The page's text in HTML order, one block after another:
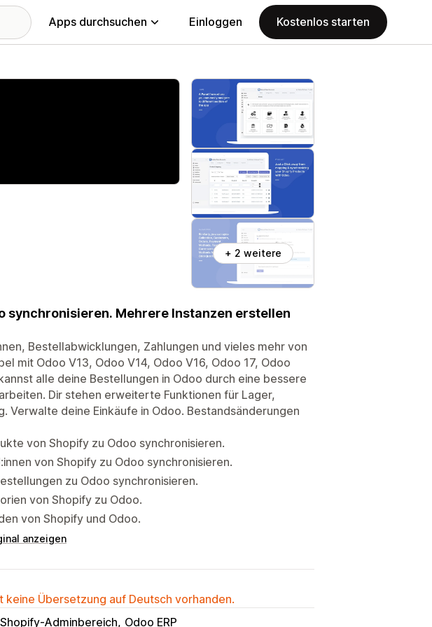
Apps durchsuchen Einloggen Kostenlos starten
+ 2 weitere
synchronisieren. Mehrere Instanzen erstellen
Bestellabwicklungen, Zahlungen und vieles mehr von
mit Odoo V13, Odoo V14, Odoo V16, Odoo 17, Odoo
alle deine Bestellungen in Odoo durch eine bessere
Dir stehen erweiterte Funktionen für Lager,
Verwalte deine Einkäufe in Odoo. Bestandsänderungen
von Shopify zu Odoo synchronisieren.
von Shopify zu Odoo synchronisieren.
zu Odoo synchronisieren.
von Shopify zu Odoo.
von Shopify und Odoo.
anzeigen
keine Übersetzung auf Deutsch vorhanden.
Shopify-Adminbereich Odoo ERP